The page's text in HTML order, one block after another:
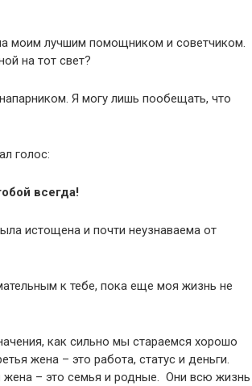
моим лучшим помощником и советчиком.
на тот свет?
Я могу лишь пообещать, что
голос:
всегда!
истощена и почти неузнаваема от
к тебе, пока еще моя жизнь не
как сильно мы стараемся хорошо
жена – это работа, статус и деньги.
жена – это семья и родные. Они всю жизнь